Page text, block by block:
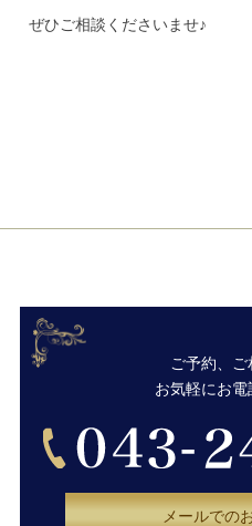
ぜひご相談くださいませ♪
ご予約、ご
お気軽にお電
メールでの